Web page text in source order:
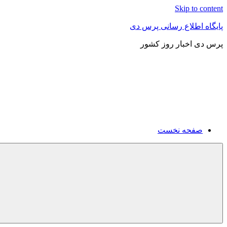
Skip to content
پایگاه اطلاع رسانی پرس دی
پرس دی اخبار روز کشور
صفحه نخست